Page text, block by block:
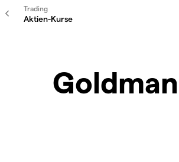
Trading
Aktien-Kurse